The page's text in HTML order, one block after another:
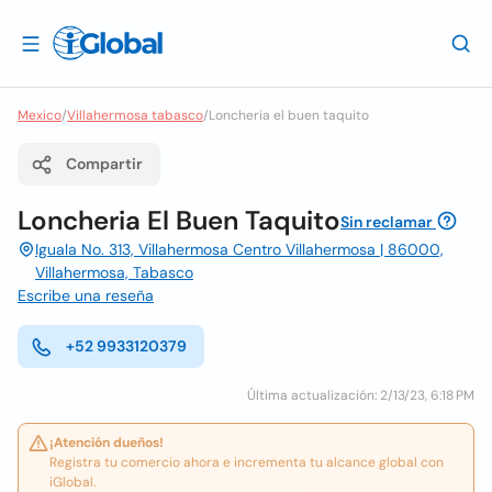
Mexico/Villahermosa tabasco/Loncheria el buen taquito
Compartir
Loncheria El Buen TaquitoSin reclamar
Iguala No. 313, Villahermosa Centro Villahermosa | 86000,
Villahermosa, Tabasco
Escribe una reseña
+52 9933120379
Última actualización: 2/13/23, 6:18 PM
¡Atención dueños!
Registra tu comercio ahora e incrementa tu alcance global con
iGlobal.